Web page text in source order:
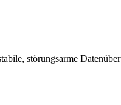
störungsarme